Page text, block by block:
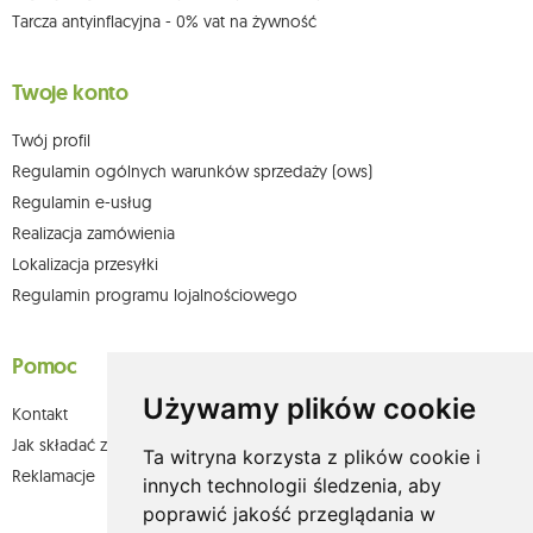
Używamy plików cookie
Ta witryna korzysta z plików cookie i
innych technologii śledzenia, aby
poprawić jakość przeglądania w
Tarcza antyinflacyjna - 0% vat na żywność
Twoje konto
Twój profil
Regulamin ogólnych warunków sprzedaży (ows)
Regulamin e-usług
Realizacja zamówienia
Lokalizacja przesyłki
Regulamin programu lojalnościowego
Pomoc
Kontakt
Jak składać zamówienia w sklepie olium.pl?
Reklamacje